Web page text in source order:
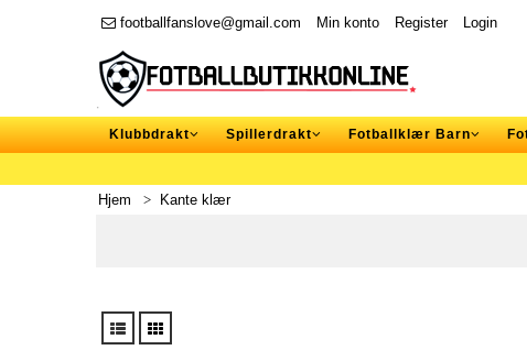
footballfanslove@gmail.com Min konto Register Login
Klubbdrakt Spillerdrakt Fotballklær Barn
Hjem Kante klær